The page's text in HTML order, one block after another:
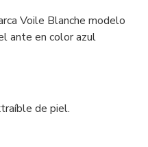
Voile Blanche modelo
ante en color azul
de piel.